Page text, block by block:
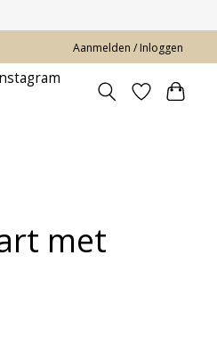
Aanmelden / Inloggen
met